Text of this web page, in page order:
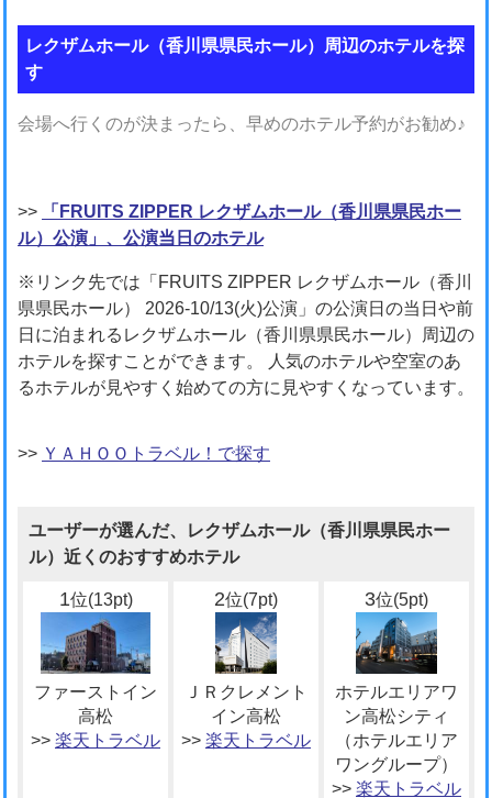
レクザムホール（香川県県民ホール）周辺のホテルを探
す
会場へ行くのが決まったら、早めのホテル予約がお勧め♪
>>
「FRUITS ZIPPER レクザムホール（香川県県民ホー
ル）公演」、公演当日のホテル
※リンク先では「FRUITS ZIPPER レクザムホール（香川
県県民ホール） 2026-10/13(火)公演」の公演日の当日や前
日に泊まれるレクザムホール（香川県県民ホール）周辺の
ホテルを探すことができます。 人気のホテルや空室のあ
るホテルが見やすく始めての方に見やすくなっています。
>> ＹＡＨＯＯトラベル！で探す
ユーザーが選んだ、レクザムホール（香川県県民ホー
ル）近くのおすすめホテル
1位(13pt)
ファーストイン
高松
>> 楽天トラベル
2位(7pt)
ＪＲクレメント
イン高松
>> 楽天トラベル
3位(5pt)
ホテルエリアワ
ン高松シティ
（ホテルエリア
ワングループ）
>> 楽天トラベル